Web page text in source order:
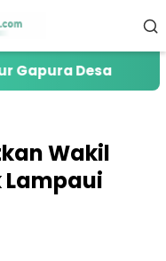
PMI
Wakil
Lampaui